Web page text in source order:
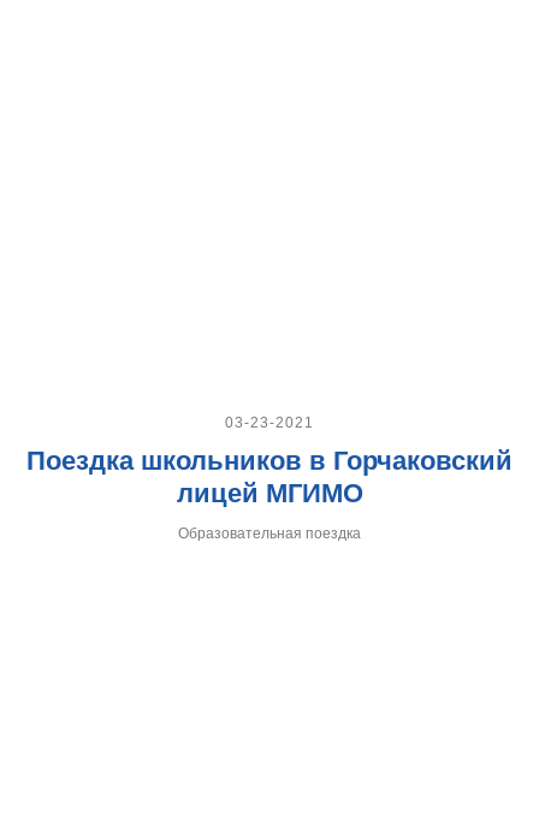
03-23-2021
Поездка школьников в Горчаковский
лицей МГИМО
Образовательная поездка